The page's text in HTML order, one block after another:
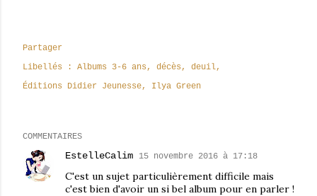
Partager
Libellés :
Albums 3-6 ans décès
deuil
Éditions Didier Jeunesse
Ilya Green
COMMENTAIRES
EstelleCalim 15 novembre 2016 à 17:18
C'est un sujet particulièrement difficile mais
c'est bien d'avoir un si bel album pour en parler !